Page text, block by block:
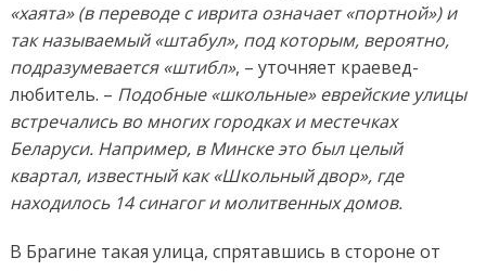
«хаята» (в переводе с иврита означает «портной») и
так называемый «штабул», под которым, вероятно,
подразумевается «штибл», – уточняет краевед-
любитель. – Подобные «школьные» еврейские улицы
встречались во многих городках и местечках
Беларуси. Например, в Минске это был целый
квартал, известный как «Школьный двор», где
находилось 14 синагог и молитвенных домов.
В Брагине такая улица, спрятавшись в стороне от